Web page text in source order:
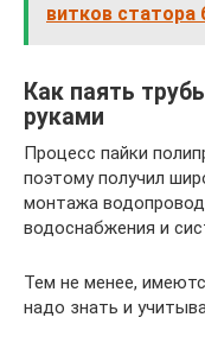
витков статора
Как паять
руками
Процесс пайки
поэтому получил
монтажа
водоснабжения и
Тем не менее,
надо знать и